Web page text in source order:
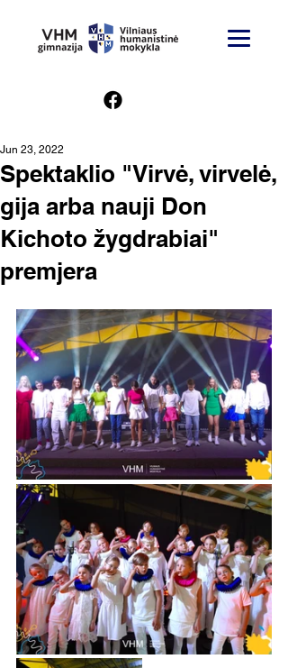
Spektaklio "Virvė, virvelė,
gija arba nauji Don
Kichoto žygdrabiai"
premjera
Jun 23, 2022